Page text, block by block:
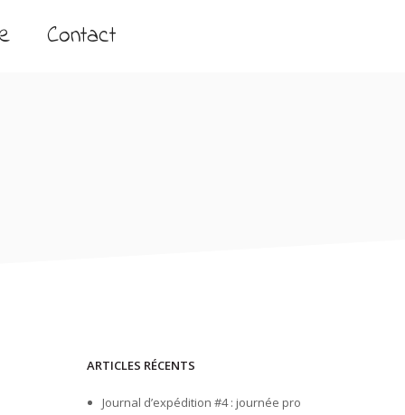
Contact
ARTICLES RÉCENTS
Journal d’expédition #4 : journée pro